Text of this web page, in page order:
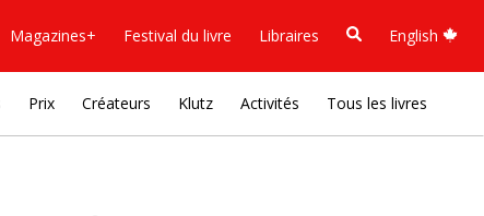
Magazines+ Festival du livre Libraires English
Prix Créateurs Klutz Activités Tous les livres